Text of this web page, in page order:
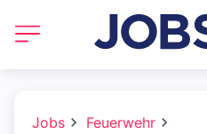
Jobs
Feuerwehr